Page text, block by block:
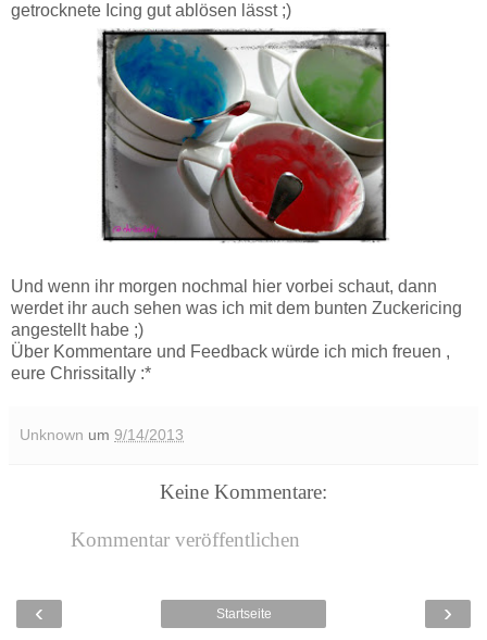
getrocknete Icing gut ablösen lässt ;)
Und wenn ihr morgen nochmal hier vorbei schaut, dann
werdet ihr auch sehen was ich mit dem bunten Zuckericing
angestellt habe ;)
Über Kommentare und Feedback würde ich mich freuen ,
eure Chrissitally :*
Unknown um 9/14/2013
Keine Kommentare:
Kommentar veröffentlichen
‹ ›
Startseite